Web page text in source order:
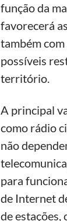
função da
favorecerá
também
possíveis
território.
A principal
como rádio
não
para
de Internet
de estações,